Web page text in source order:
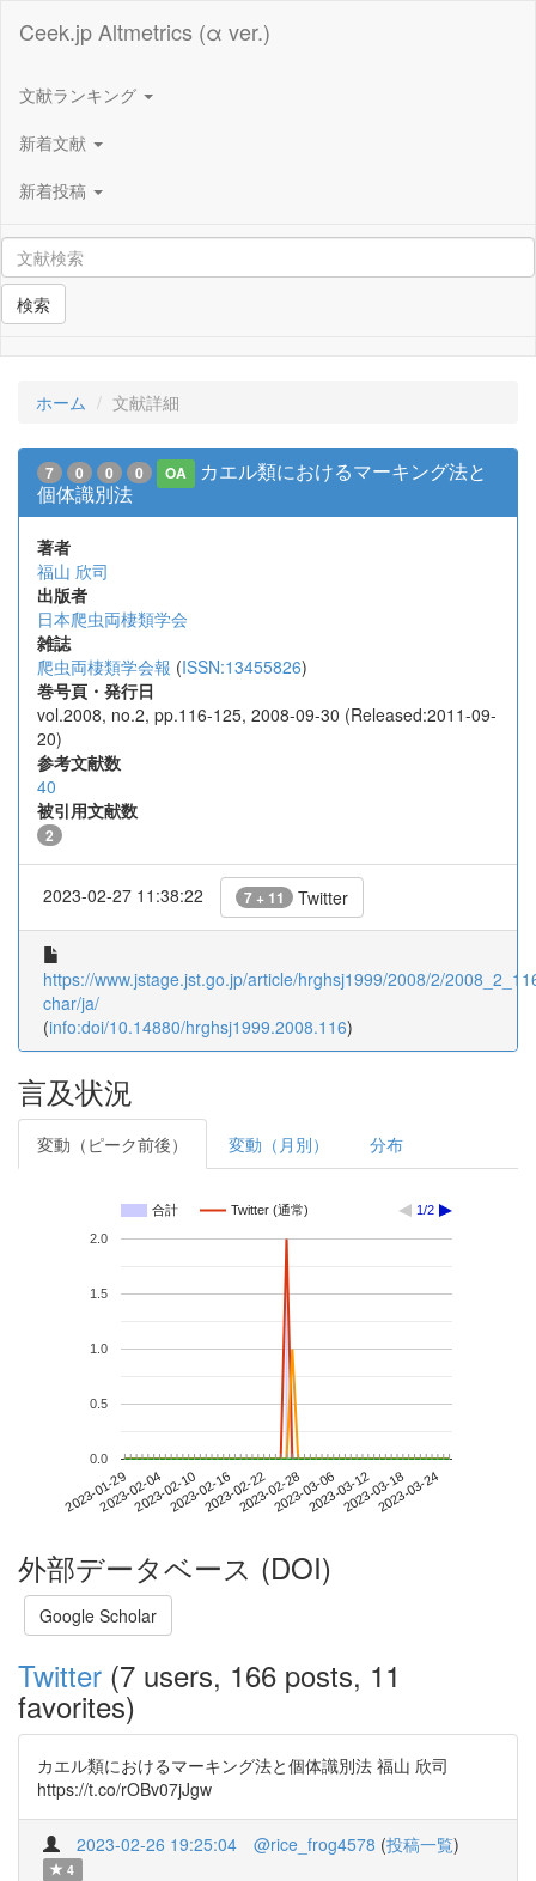
Ceek.jp Altmetrics (α ver.)
文献ランキング
新着文献
新着投稿
検索
ホーム 文献詳細
7 0 0 0 OA
カエル類におけるマーキング法と
個体識別法
著者
福山 欣司
出版者
日本爬虫両棲類学会
雑誌
爬虫両棲類学会報 (ISSN:13455826)
巻号頁・発行日
vol.2008, no.2, pp.116-125, 2008-09-30 (Released:2011-09-
20)
参考文献数
40
被引用文献数
2
2023-02-27 11:38:22 7 + 11 Twitter
https://www.jstage.jst.go.jp/article/hrghsj1999/2008/2/
char/ja/
(info:doi/10.14880/hrghsj1999.2008.116)
言及状況
変動（ピーク前後） 変動（月別） 分布
合計 Twitter (通常) 1/2
2023-01-292023-02-042023-02-102023-02-162023-02-222023-02-282023-03-062023-03-122023-03-182023-03-24
0.0
0.5
1.0
1.5
2.0
外部データベース (DOI)
Google Scholar
Twitter (7 users, 166 posts, 11
favorites)
カエル類におけるマーキング法と個体識別法 福山 欣司
https://t.co/rOBv07jJgw
2023-02-26 19:25:04 @rice_frog4578 (投稿一覧)
4